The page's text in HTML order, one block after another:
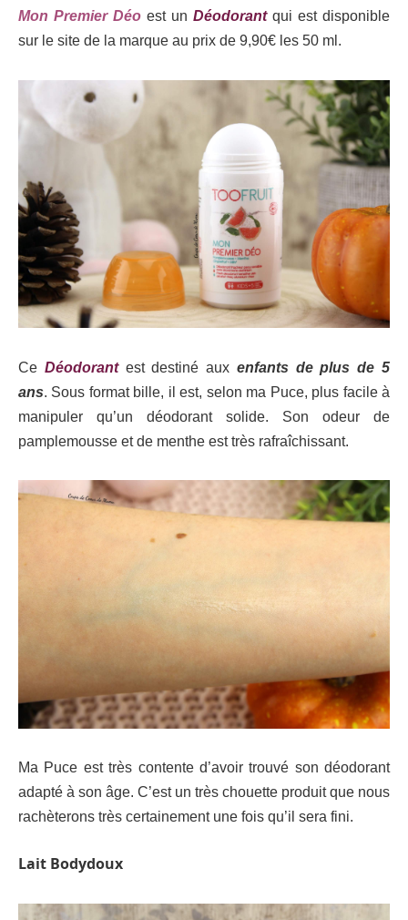
Mon Premier Déo est un Déodorantqui est disponible
sur le site de la marque au prix de 9,90€ les 50 ml.
Ce Déodorantest destiné aux enfants de plus de 5
ans. Sous format bille, il est, selon ma Puce, plus facile à
manipuler qu’un déodorant solide. Son odeur de
pamplemousse et de menthe est très rafraîchissant.
Ma Puce est très contente d’avoir trouvé son déodorant
adapté à son âge. C’est un très chouette produit que nous
rachèterons très certainement une fois qu’il sera fini.
Lait Bodydoux